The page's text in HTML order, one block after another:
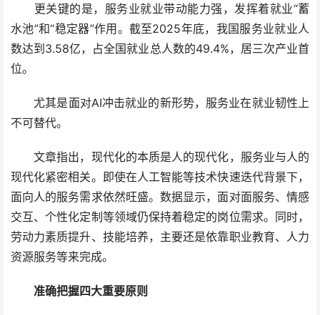
更关键的是，服务业就业带动能力强，发挥着就业“蓄
水池”和“稳定器”作用。截至2025年底，我国服务业就业人
数达到3.58亿，占全国就业总人数的49.4%，居三次产业首
位。
尤其是面对AI冲击就业的新形势，服务业在就业韧性上
不可替代。
文章指出，现代化的本质是人的现代化，服务业与人的
现代化紧密相关。即使在人工智能等技术快速迭代背景下，
面向人的服务需求依然旺盛。数据显示，面对面服务、情感
交互、个性化定制等领域仍保持着稳定的岗位需求。同时，
劳动力素质提升、技能培养，主要还是依靠职业教育、人力
资源服务等来完成。
准确把握四大重要原则